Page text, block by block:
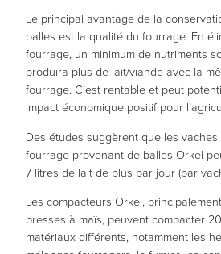
Le principal avantage de la
balles est la qualité du fourrage. En
fourrage, un minimum de nutriments
produira plus de lait/viande avec la
fourrage. C’est rentable et peut
impact économique positif pour
Des études suggèrent que les
fourrage provenant de balles Orkel
7 litres de lait de plus par jour (par
Les compacteurs Orkel,
presses à maïs, peuvent compacter
matériaux différents, notamment les
du